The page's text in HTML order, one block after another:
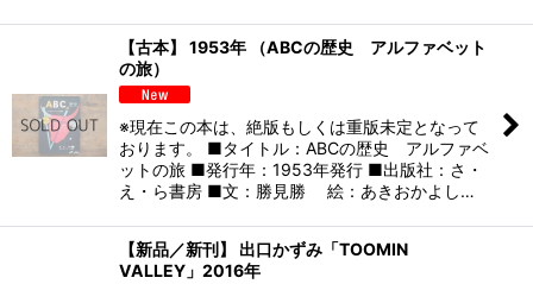
【古本】 1953年 （ABCの歴史 アルファベット
の旅）
※現在この本は、絶版もしくは重版未定となって
おります。 ■タイトル：ABCの歴史 アルファベ
ットの旅 ■発行年：1953年発行 ■出版社：さ・
え・ら書房 ■文：勝見勝 絵：あきおかよし…
【新品／新刊】 出口かずみ「TOOMIN
VALLEY」2016年